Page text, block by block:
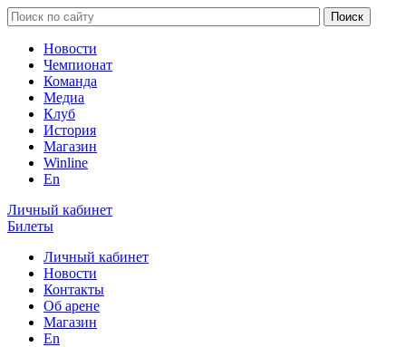
Новости
Чемпионат
Команда
Медиа
Клуб
История
Магазин
Winline
En
Личный кабинет
Билеты
Личный кабинет
Новости
Контакты
Об арене
Магазин
En